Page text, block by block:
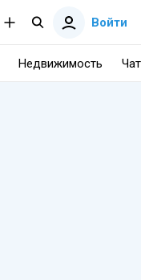
Войти
Недвижимость Чат